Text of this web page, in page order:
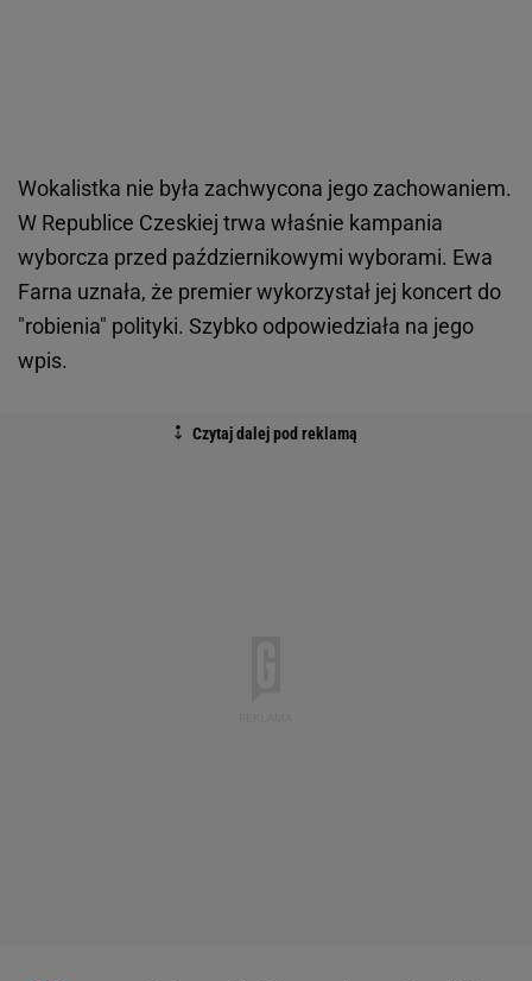
Wokalistka nie była zachwycona jego zachowaniem.
W Republice Czeskiej trwa właśnie kampania
wyborcza przed październikowymi wyborami. Ewa
Farna uznała, że premier wykorzystał jej koncert do
"robienia" polityki. Szybko odpowiedziała na jego
wpis.